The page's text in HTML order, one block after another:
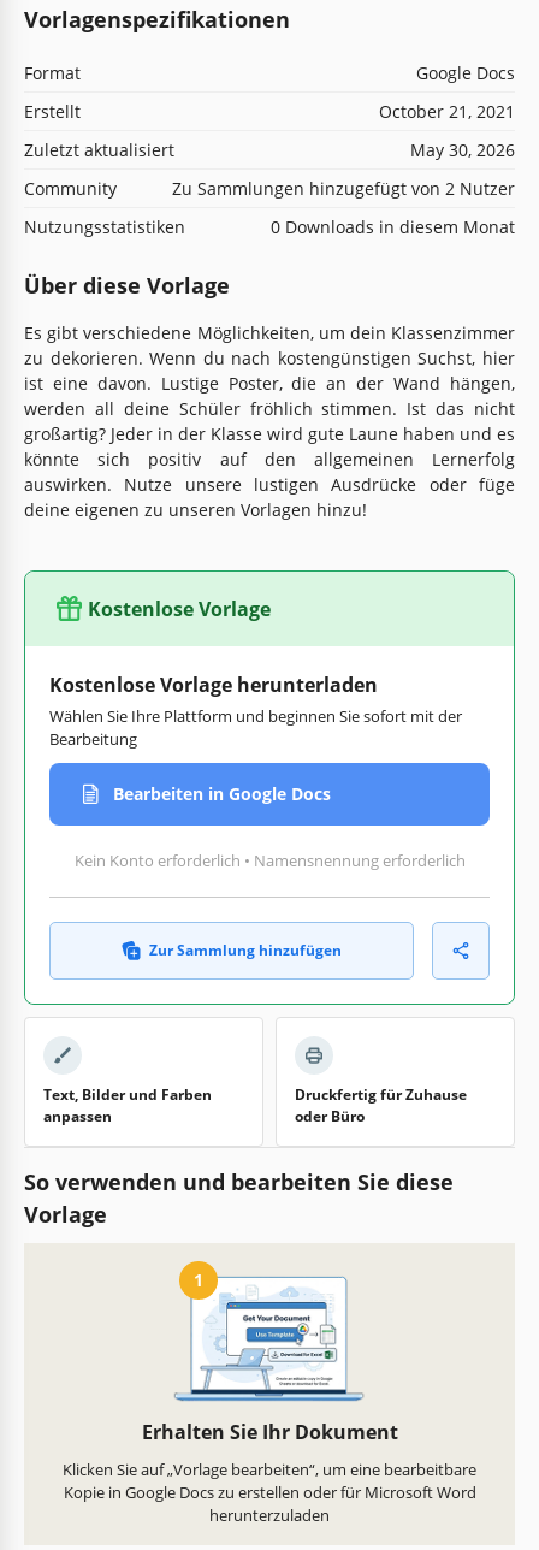
Vorlagenspezifikationen
Format
Google Docs
Erstellt
October 21, 2021
Zuletzt aktualisiert
May 30, 2026
Community
Zu Sammlungen hinzugefügt von 2 Nutzer
Nutzungsstatistiken
0 Downloads in diesem Monat
Über diese Vorlage
Es gibt verschiedene Möglichkeiten, um dein Klassenzimmer
zu dekorieren. Wenn du nach kostengünstigen Suchst, hier
ist eine davon. Lustige Poster, die an der Wand hängen,
werden all deine Schüler fröhlich stimmen. Ist das nicht
großartig? Jeder in der Klasse wird gute Laune haben und es
könnte sich positiv auf den allgemeinen Lernerfolg
auswirken. Nutze unsere lustigen Ausdrücke oder füge
deine eigenen zu unseren Vorlagen hinzu!
Kostenlose Vorlage
Kostenlose Vorlage herunterladen
Wählen Sie Ihre Plattform und beginnen Sie sofort mit der
Bearbeitung
Bearbeiten in Google Docs
Kein Konto erforderlich • Namensnennung erforderlich
Zur Sammlung hinzufügen
Text, Bilder und Farben
anpassen
Druckfertig für Zuhause
oder Büro
So verwenden und bearbeiten Sie diese
Vorlage
1
Erhalten Sie Ihr Dokument
Klicken Sie auf „Vorlage bearbeiten“, um eine bearbeitbare
Kopie in Google Docs zu erstellen oder für Microsoft Word
herunterzuladen